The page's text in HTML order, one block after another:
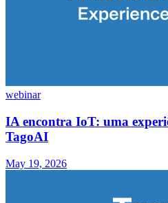
webinar
IA encontra IoT: uma
TagoAI
May 19, 2026